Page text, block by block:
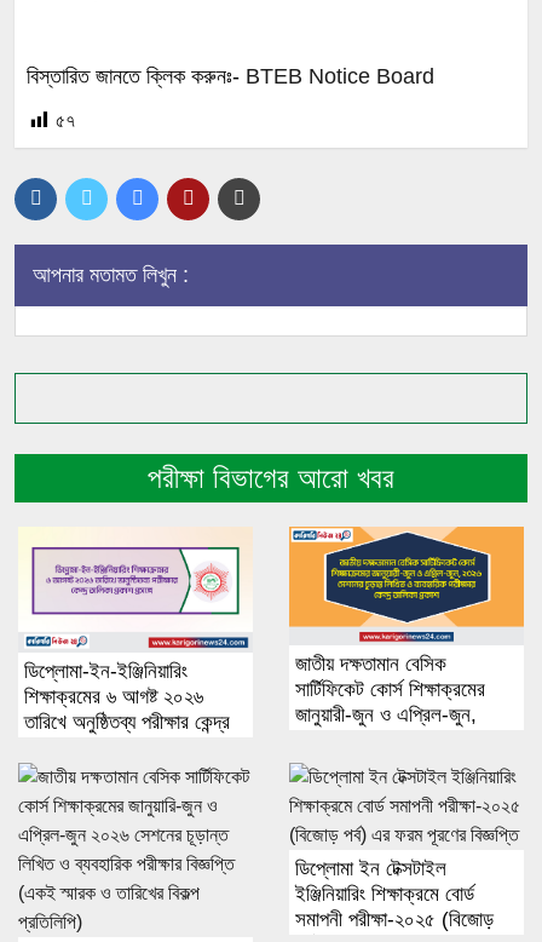
বিস্তারিত জানতে ক্লিক করুনঃ- BTEB Notice Board
৫৭
আপনার মতামত লিখুন :
পরীক্ষা বিভাগের আরো খবর
ডিপ্লোমা-ইন-ইঞ্জিনিয়ারিং
শিক্ষাক্রমের ৬ আগষ্ট ২০২৬
তারিখে অনুষ্ঠিতব্য পরীক্ষার কেন্দ্র
জাতীয় দক্ষতামান বেসিক
সার্টিফিকেট কোর্স শিক্ষাক্রমের
জানুয়ারী-জুন ও এপ্রিল-জুন,
ব্যবহারিক পরীক্ষার কেন্দ্র তালিকা
প্রকাশ
ডিপ্লোমা ইন টেক্সটাইল
ইঞ্জিনিয়ারিং শিক্ষাক্রমে বোর্ড
সমাপনী পরীক্ষা-২০২৫ (বিজোড়